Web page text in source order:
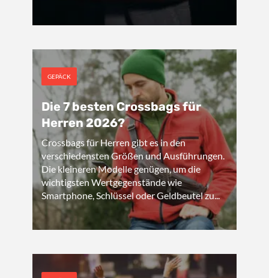
GEPÄCK
Die 7 besten Crossbags für
Herren 2026?
Crossbags für Herren gibt es in den
verschiedensten Größen und Ausführungen.
Die kleineren Modelle genügen, um die
wichtigsten Wertgegenstände wie
Smartphone, Schlüssel oder Geldbeutel zu...